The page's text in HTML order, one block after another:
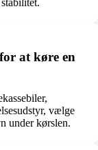
at køre en
vælge
under kørslen.